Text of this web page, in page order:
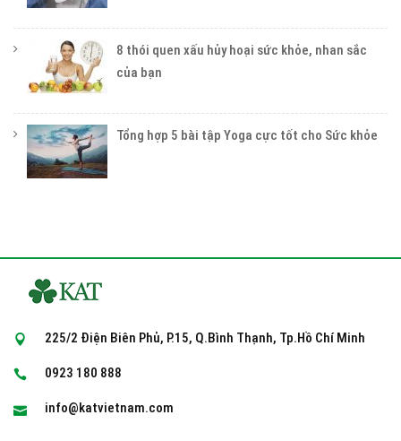
8 thói quen xấu hủy hoại sức khỏe, nhan sắc
của bạn
Tổng hợp 5 bài tập Yoga cực tốt cho Sức khỏe
225/2 Điện Biên Phủ, P.15, Q.Bình Thạnh, Tp.Hồ Chí Minh
0923 180 888
info@katvietnam.com